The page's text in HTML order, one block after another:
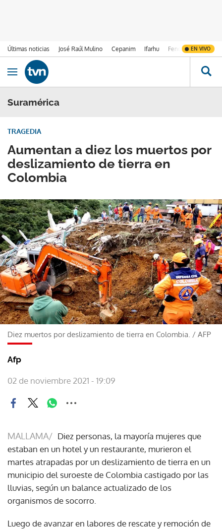
Últimas noticias José Raúl Mulino Cepanim Ifarhu Fenómeno de El
EN VIVO
Ir al contenido
Obrir navegació
Suramérica
Aumentan a diez los muertos por
deslizamiento de tierra en
Colombia
TRAGEDIA
Diez muertos por deslizamiento de tierra en Colombia. / AFP
Afp
02 de noviembre 2021 - 19:09
MALLAMA/ Diez personas, la mayoría mujeres que
estaban en un hotel y un restaurante, murieron el
martes atrapadas por un deslizamiento de tierra en un
municipio del suroeste de Colombia castigado por las
lluvias, según un balance actualizado de los
organismos de socorro.
Luego de avanzar en labores de rescate y remoción de